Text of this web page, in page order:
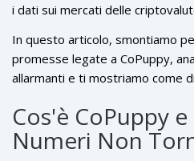
i dati sui mercati delle
né alcun airdrop legittimo gestito
token CoPuppy (CP). Al
indicano che si tratti di una
utenti ingenui.
In questo articolo, smontiamo
promesse legate a CoPuppy,
allarmanti e ti mostriamo come
portafoglio per un progetto
Cos'è CoPuppy
Numeri Non